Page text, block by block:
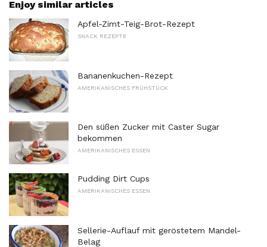
Enjoy similar articles
Apfel-Zimt-Teig-Brot-Rezept
SNACK REZEPTE
Bananenkuchen-Rezept
AMERIKANISCHES FRÜHSTÜCK
Den süßen Zucker mit Caster Sugar
bekommen
AMERIKANISCHES ESSEN
Pudding Dirt Cups
AMERIKANISCHES ESSEN
Sellerie-Auflauf mit geröstetem Mandel-
Belag